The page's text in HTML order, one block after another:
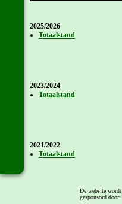
2025/2026
Totaalstand
2023/2024
Totaalstand
2021/2022
Totaalstand
De website wordt
gesponsord door: